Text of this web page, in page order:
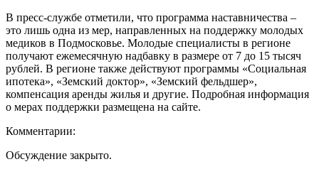
В пресс-службе отметили, что программа наставничества –
это лишь одна из мер, направленных на поддержку молодых
медиков в Подмосковье. Молодые специалисты в регионе
получают ежемесячную надбавку в размере от 7 до 15 тысяч
рублей. В регионе также действуют программы «Социальная
ипотека», «Земский доктор», «Земский фельдшер»,
компенсация аренды жилья и другие. Подробная информация
о мерах поддержки размещена на сайте.
Комментарии:
Обсуждение закрыто.